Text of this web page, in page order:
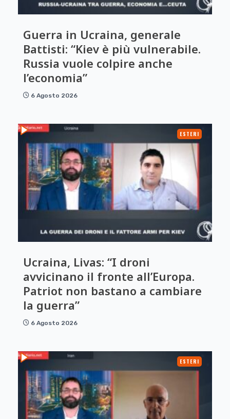
Guerra in Ucraina, generale
Battisti: “Kiev è più vulnerabile.
Russia vuole colpire anche
l’economia”
6 Agosto 2026
ESTERI
Ucraina, Livas: “I droni
avvicinano il fronte all’Europa.
Patriot non bastano a cambiare
la guerra”
6 Agosto 2026
ESTERI